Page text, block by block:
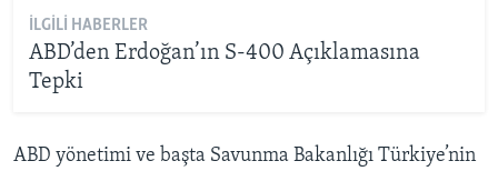
İLGILI HABERLER
ABD’den Erdoğan’ın S-400 Açıklamasına
Tepki
ABD yönetimi ve başta Savunma Bakanlığı Türkiye’nin